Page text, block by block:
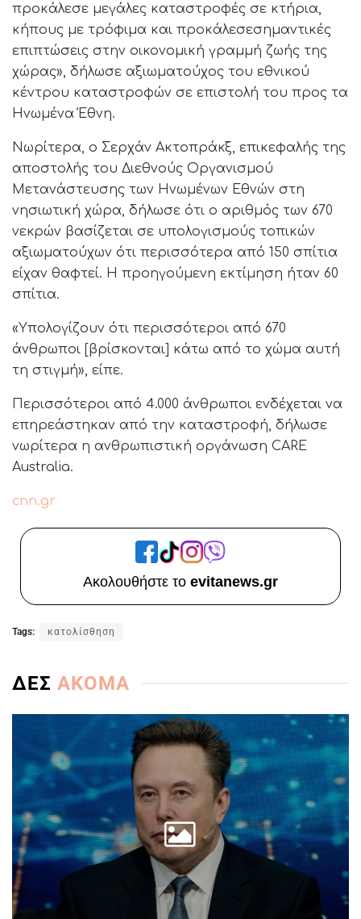
προκάλεσε μεγάλες καταστροφές σε κτήρια,
κήπους με τρόφιμα και προκάλεσεσημαντικές
επιπτώσεις στην οικονομική γραμμή ζωής της
χώρας», δήλωσε αξιωματούχος του εθνικού
κέντρου καταστροφών σε επιστολή του προς τα
Ηνωμένα Έθνη.
Νωρίτερα, ο Σερχάν Ακτοπράκξ, επικεφαλής της
αποστολής του Διεθνούς Οργανισμού
Μετανάστευσης των Ηνωμένων Εθνών στη
νησιωτική χώρα, δήλωσε ότι ο αριθμός των 670
νεκρών βασίζεται σε υπολογισμούς τοπικών
αξιωματούχων ότι περισσότερα από 150 σπίτια
είχαν θαφτεί. Η προηγούμενη εκτίμηση ήταν 60
σπίτια.
«Υπολογίζουν ότι περισσότεροι από 670
άνθρωποι [βρίσκονται] κάτω από το χώμα αυτή
τη στιγμή», είπε.
Περισσότεροι από 4.000 άνθρωποι ενδέχεται να
επηρεάστηκαν από την καταστροφή, δήλωσε
νωρίτερα η ανθρωπιστική οργάνωση CARE
Australia.
cnn.gr
Ακολουθήστε το evitanews.gr
Tags: κατολίσθηση
ΔΕΣ ΑΚΟΜΑ